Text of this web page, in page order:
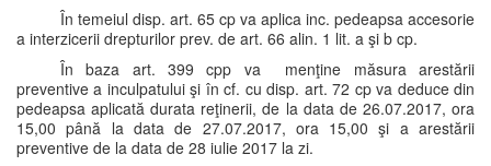
În temeiul disp. art. 65 cp va aplica inc. pedeapsa accesorie
a interzicerii drepturilor prev. de art. 66 alin. 1 lit. a şi b cp.
În baza art. 399 cpp va menţine măsura arestării
preventive a inculpatului şi în cf. cu disp. art. 72 cp va deduce din
pedeapsa aplicată durata reţinerii, de la data de 26.07.2017, ora
15,00 până la data de 27.07.2017, ora 15,00 şi a arestării
preventive de la data de 28 iulie 2017 la zi.